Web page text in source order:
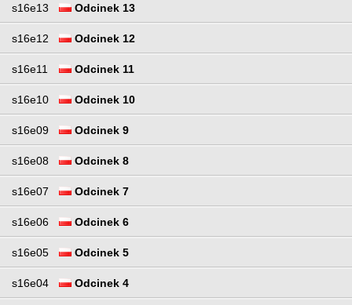
s16e13 Odcinek 13
s16e12 Odcinek 12
s16e11 Odcinek 11
s16e10 Odcinek 10
s16e09 Odcinek 9
s16e08 Odcinek 8
s16e07 Odcinek 7
s16e06 Odcinek 6
s16e05 Odcinek 5
s16e04 Odcinek 4